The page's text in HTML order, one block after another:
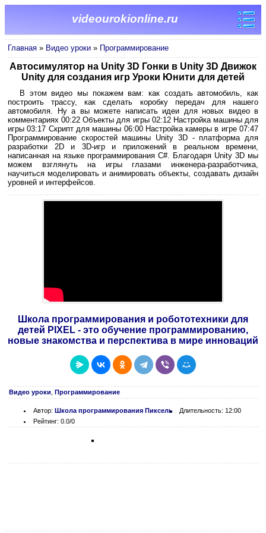
videourokionline.ru
Главная » Видео уроки » Программирование
Автосимулятор на Unity 3D Гонки в Unity 3D Движок
Unity для создания игр Уроки Юнити для детей
В этом видео мы покажем вам: как создать автомобиль, как
построить трассу, как сделать коробку передач для нашего
автомобиля. Ну а вы можете написать идеи для новых видео в
комментариях 00:22 Объекты для игры 02:12 Настройка машины для
игры 03:17 Скрипт для машины 06:00 Настройка камеры в игре 07:47
Программирование скоростей машины Unity 3D - платформа для
разработки 2D и 3D-игр и приложений в реальном времени,
написанная на языке программирования C#. Благодаря Unity 3D мы
можем взглянуть на игры глазами инженера-разработчика,
научиться моделировать и анимировать объекты, создавать дизайн
уровней и интерфейсов.
Школа программирования и робототехники для
детей PIXEL - это обучение программированию,
новые знакомства и перспектива в мире инноваций
Видео уроки Программирование
Автор: Школа программирования Пиксель
Длительность: 12:00
Рейтинг: 0.0/0